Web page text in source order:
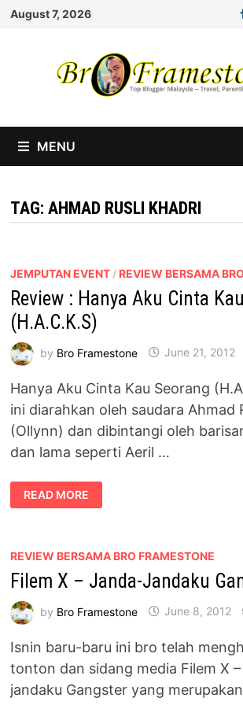
Skip
August 7, 2026
MENU
TAG:AHMAD RUSLI KHADRI
JEMPUTAN EVENT / REVIEW BERSAMA
Review : Hanya Aku Cinta
(H.A.C.K.S)
by Bro Framestone June 21, 2012
Hanya Aku Cinta Kau Seorang
ini diarahkan oleh saudara Ahmad
(Ollynn) dan dibintangi oleh
dan lama seperti Aeril …
REVIEW
:
HANYA
SEORANG
READ MORE
REVIEW BERSAMA BRO FRAMESTONE
Filem X – Janda-Jandaku
by Bro Framestone June 8, 2012
Isnin baru-baru ini bro telah
tonton dan sidang media Filem X
jandaku Gangster yang